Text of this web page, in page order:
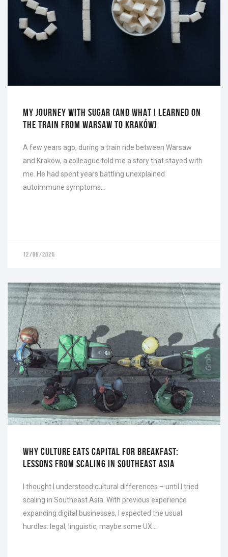
MY JOURNEY WITH SUGAR (AND WHAT I LEARNED ON
THE TRAIN FROM WARSAW TO KRAKÓW)
A few years ago, during a train ride between Warsaw
and Kraków, a colleague told me a story that stayed with
me. He had spent years battling unexplained
autoimmune symptoms…
12/06/2025
WHY CULTURE EATS CAPITAL FOR BREAKFAST:
LESSONS FROM SCALING IN SOUTHEAST ASIA
I thought I understood cultural differences – until I tried
scaling in Southeast Asia. With previous experience
expanding digital businesses, I expected the usual
hurdles: legal, linguistic, maybe some UX…